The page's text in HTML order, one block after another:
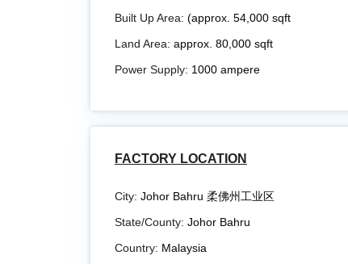
Built Up Area: (approx. 54,000 sqft
Land Area: approx. 80,000 sqft
Power Supply: 1000 ampere
FACTORY LOCATION
City: Johor Bahru 柔佛州工业区
State/County: Johor Bahru
Country: Malaysia